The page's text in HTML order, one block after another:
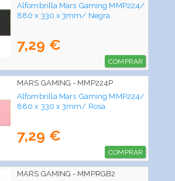
Alfombrilla Mars Gaming MMP224/
880 x 330 x 3mm/ Negra
7,29 €
COMPRAR
MARS GAMING - MMP224P
Alfombrilla Mars Gaming MMP224/
880 x 330 x 3mm/ Rosa
7,29 €
COMPRAR
MARS GAMING - MMPRGB2